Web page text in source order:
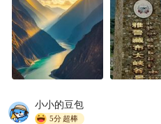
带齐全，生物多样性丰富，从
并存，还能观赏到南迦巴瓦峰
活着多个民族，有着独特的人文
在此共生。它是大自然赐予人
自然文化遗产。
小小的豆包
5分超棒